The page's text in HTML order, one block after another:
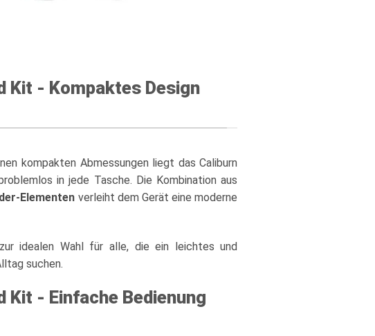
Kit - Kompaktes Design
kompakten Abmessungen liegt das Caliburn
in jede Tasche. Die Kombination aus
Elementen verleiht dem Gerät eine moderne
idealen Wahl für alle, die ein leichtes und
suchen.
Kit - Einfache Bedienung